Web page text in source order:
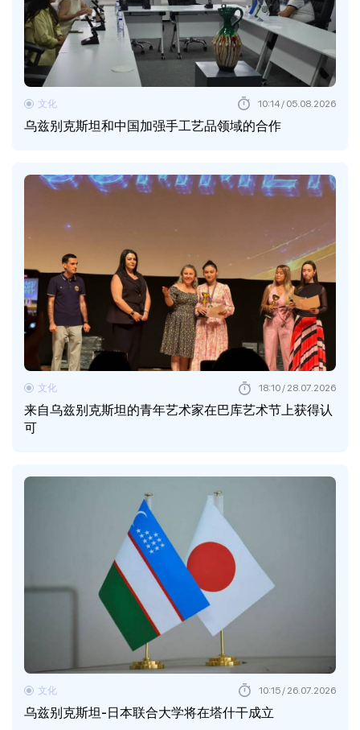
乌兹别克斯坦和中国加强手工艺品领域的合作
文化 10:14 / 05.08.2026
来自乌兹别克斯坦的青年艺术家在巴库艺术节上获得认
可
文化 18:10 / 28.07.2026
乌兹别克斯坦-日本联合大学将在塔什干成立
文化 10:15 / 26.07.2026